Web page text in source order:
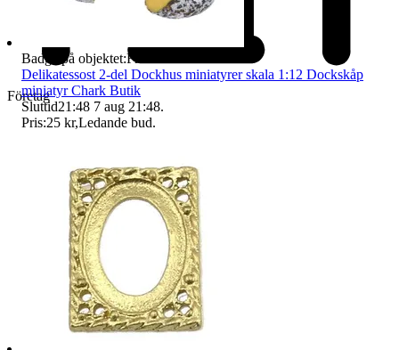
Företag
Badge på objektet:Fri frakt
Delikatessost 2-del Dockhus miniatyrer skala 1:12 Dockskåp
miniatyr Chark Butik
Sluttid21:48 7 aug 21:48.
Pris:25 kr,Ledande bud.